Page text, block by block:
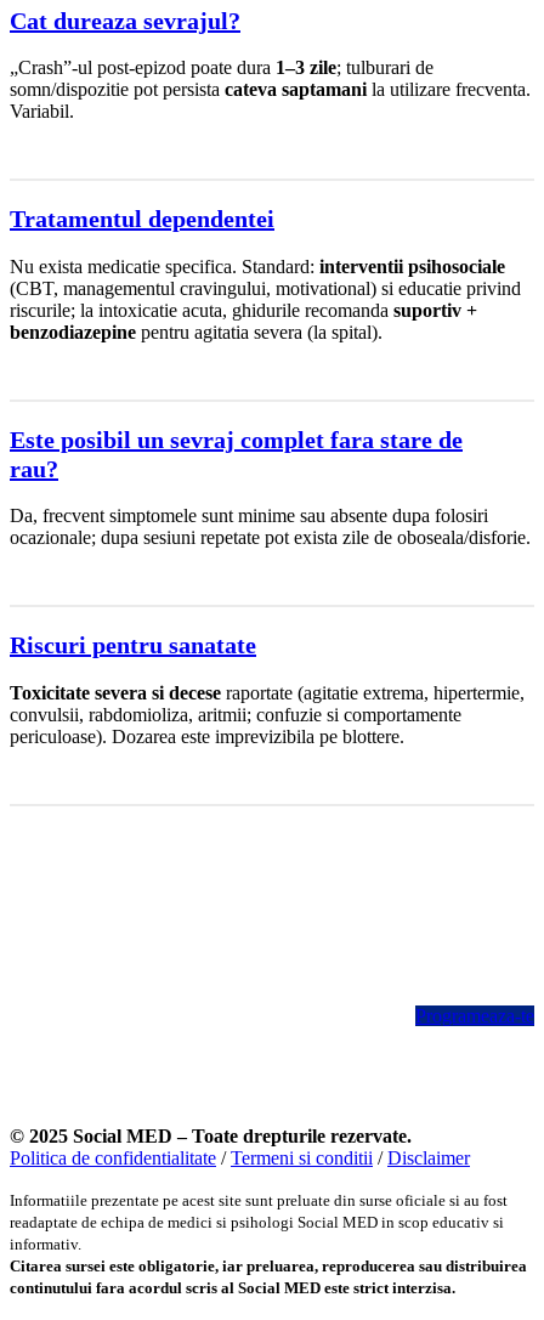
Cat dureaza sevrajul?
„Crash”-ul post-epizod poate dura 1–3 zile; tulburari de
somn/dispozitie pot persista cateva saptamani la utilizare frecventa.
Variabil.
Tratamentul dependentei
Nu exista medicatie specifica. Standard: interventii psihosociale
(CBT, managementul cravingului, motivational) si educatie privind
riscurile; la intoxicatie acuta, ghidurile recomanda suportiv +
benzodiazepine pentru agitatia severa (la spital).
Este posibil un sevraj complet fara stare de
rau?
Da, frecvent simptomele sunt minime sau absente dupa folosiri
ocazionale; dupa sesiuni repetate pot exista zile de oboseala/disforie.
Riscuri pentru sanatate
Toxicitate severa si decese raportate (agitatie extrema, hipertermie,
convulsii, rabdomioliza, aritmii; confuzie si comportamente
periculoase). Dozarea este imprevizibila pe blottere.
Programeaza-te
© 2025 Social MED – Toate drepturile rezervate.
Politica de confidentialitate /Termeni si conditii /Disclaimer
Informatiile prezentate pe acest site sunt preluate din surse oficiale si au fost
readaptate de echipa de medici si psihologi Social MED in scop educativ si
informativ.
Citarea sursei este obligatorie, iar preluarea, reproducerea sau distribuirea
continutului fara acordul scris al Social MED este strict interzisa.